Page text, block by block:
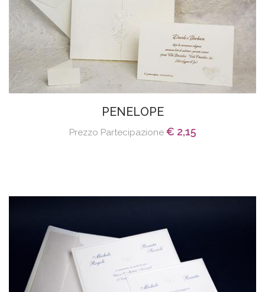
PENELOPE
Prezzo Partecipazione € 2,15